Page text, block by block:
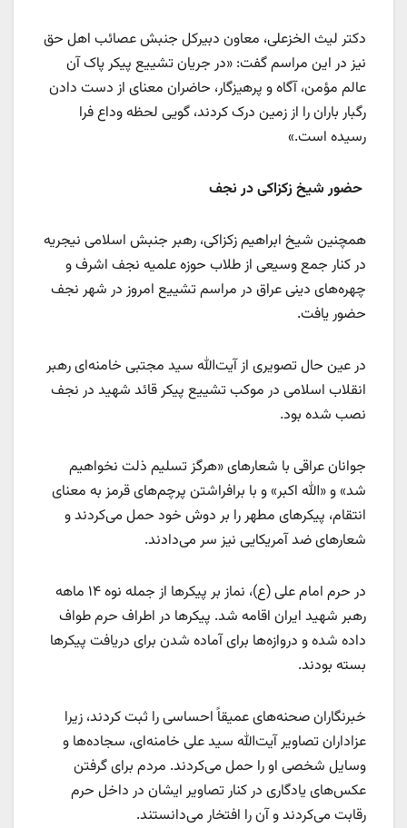
دکتر لیث الخزعلی، معاون دبیرکل جنبش عصائب اهل حق
نیز در این مراسم گفت: «در جریان تشییع پیکر پاک آن
عالم مؤمن، آگاه و پرهیزگار، حاضران معنای از دست دادن
رگبار باران را از زمین درک کردند، گویی لحظه وداع فرا
رسیده است.»
حضور شیخ زکزاکی در نجف
همچنین شیخ ابراهیم زکزاکی، رهبر جنبش اسلامی نیجریه
در کنار جمع وسیعی از طلاب حوزه علمیه نجف اشرف و
چهره‌های دینی عراق در مراسم تشییع امروز در شهر نجف
حضور یافت.
در عین حال تصویری از آیت‌الله سید مجتبی خامنه‌ای رهبر
انقلاب اسلامی در موکب تشییع پیکر قائد شهید در نجف
نصب شده بود.
جوانان عراقی با شعارهای «هرگز تسلیم ذلت نخواهیم
شد» و «الله اکبر» و با برافراشتن پرچم‌های قرمز به معنای
انتقام، پیکرهای مطهر را بر دوش خود حمل می‌کردند و
شعارهای ضد آمریکایی نیز سر می‌دادند.
در حرم امام علی (ع)، نماز بر پیکرها از جمله نوه ۱۴ ماهه
رهبر شهید ایران اقامه شد. پیکرها در اطراف حرم طواف
داده شده و دروازه‌ها برای آماده شدن برای دریافت پیکرها
بسته بودند.
خبرنگاران صحنه‌های عمیقاً احساسی را ثبت کردند، زیرا
عزاداران تصاویر آیت‌الله سید علی خامنه‌ای، سجاده‌ها و
وسایل شخصی او را حمل می‌کردند. مردم برای گرفتن
عکس‌های یادگاری در کنار تصاویر ایشان در داخل حرم
رقابت می‌کردند و آن را افتخار می‌دانستند.